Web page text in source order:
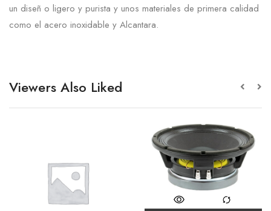
un diseñ o ligero y purista y unos materiales de primera calidad
como el acero inoxidable y Alcantara.
Viewers Also Liked